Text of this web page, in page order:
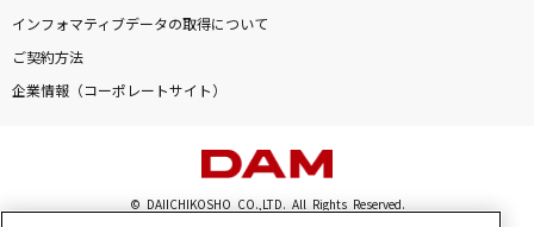
カラオケ最新情報をチェック！
インフォマティブデータの取得について
ご契約方法
企業情報（コーポレートサイト）
© DAIICHIKOSHO CO.,LTD. All Rights Reserved.